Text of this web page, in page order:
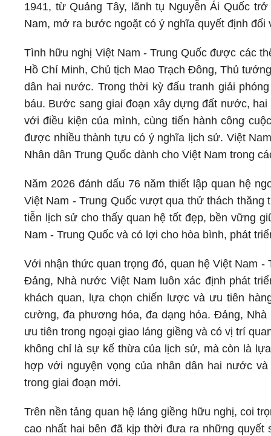
1941, từ Quảng Tây, lãnh tụ Nguyễn Ái Quốc
Nam, mở ra bước ngoặt có ý nghĩa quyết định
Tình hữu nghị Việt Nam - Trung Quốc được các
Hồ Chí Minh, Chủ tịch Mao Trạch Đông, Thủ
dân hai nước. Trong thời kỳ đấu tranh giải
báu. Bước sang giai đoạn xây dựng đất nước,
với điều kiện của mình, cùng tiến hành công
được nhiều thành tựu có ý nghĩa lịch sử. Việt
Nhân dân Trung Quốc dành cho Việt Nam trong
Năm 2026 đánh dấu 76 năm thiết lập quan hệ
Việt Nam - Trung Quốc vượt qua thử thách
tiễn lịch sử cho thấy quan hệ tốt đẹp, bền vững
Nam - Trung Quốc và có lợi cho hòa bình, phát
Với nhận thức quan trọng đó, quan hệ Việt Nam
Đảng, Nhà nước Việt Nam luôn xác định phát
khách quan, lựa chọn chiến lược và ưu tiên
cường, đa phương hóa, đa dạng hóa. Đảng,
ưu tiên trong ngoại giao láng giềng và có vị trí
không chỉ là sự kế thừa của lịch sử, mà còn là
hợp với nguyện vọng của nhân dân hai nước
trong giai đoạn mới.
Trên nền tảng quan hệ láng giềng hữu nghị, coi
cao nhất hai bên đã kịp thời đưa ra những